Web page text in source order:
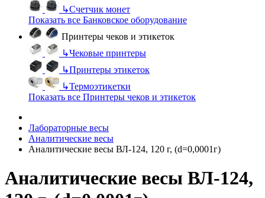
↳Счетчик монет
Показать все Банковское оборудование
Принтеры чеков и этикеток
↳Чековые принтеры
↳Принтеры этикеток
↳Термоэтикетки
Показать все Принтеры чеков и этикеток
Лабораторные весы
Аналитические весы
Аналитические весы ВЛ-124, 120 г, (d=0,0001г)
Аналитические весы ВЛ-124,